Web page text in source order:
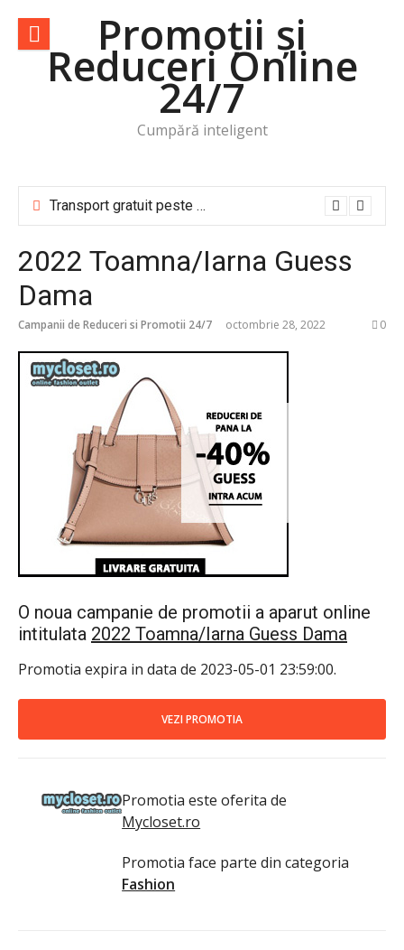
conținut
Promoții și
Reduceri Online
24/7
Cumpără inteligent
Transport gratuit peste 50 lei! -83% -50% -30% -20%
2022 Toamna/Iarna Guess
Dama
Campanii de Reduceri si Promotii 24/7 octombrie 28, 2022 0
O noua campanie de promotii a aparut online
intitulata 2022 Toamna/Iarna Guess Dama
Promotia expira in data de 2023-05-01 23:59:00.
VEZI PROMOTIA
Promotia este oferita de
Mycloset.ro
Promotia face parte din categoria
Fashion